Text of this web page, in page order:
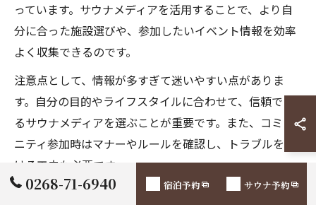
っています。サウナメディアを活用することで、より自
分に合った施設選びや、参加したいイベント情報を効率
よく収集できるのです。
注意点として、情報が多すぎて迷いやすい点がありま
す。自分の目的やライフスタイルに合わせて、信頼でき
るサウナメディアを選ぶことが重要です。また、コミュ
ニティ参加時はマナーやルールを確認し、トラブルを避
ける工夫も必要です。
0268-71-6940 宿泊予約 サウナ予約